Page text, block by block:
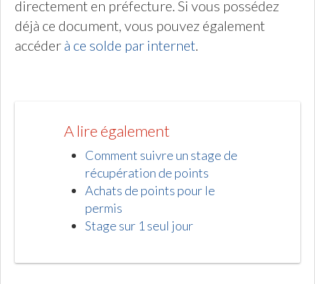
directement en préfecture. Si vous possédez
déjà ce document, vous pouvez également
accéder à ce solde par internet.
A lire également
Comment suivre un stage de
récupération de points
Achats de points pour le
permis
Stage sur 1 seul jour